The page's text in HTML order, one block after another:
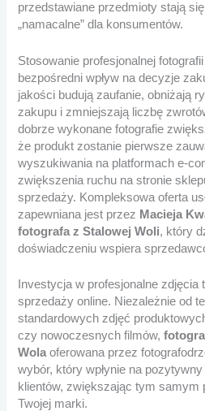
przedstawiane przedmioty stają
„namacalne” dla konsumentów.
Stosowanie profesjonalnej
bezpośredni wpływ na decyzje
jakości budują zaufanie, obniżają
zakupu i zmniejszają liczbę
dobrze wykonane fotografie
że produkt zostanie pierwsze
wyszukiwania na platformach e-
zwiększenia ruchu na stronie
sprzedaży. Kompleksowa oferta
zapewniana jest przez Macieja
fotografa z Stalowej Woli, który
doświadczeniu wspiera
Investycja w profesjonalne
sprzedaży online. Niezależnie od
standardowych zdjęć
czy nowoczesnych filmów,
Wola oferowana przez
wybór, który wpłynie na
klientów, zwiększając tym samym
Twojej marki.